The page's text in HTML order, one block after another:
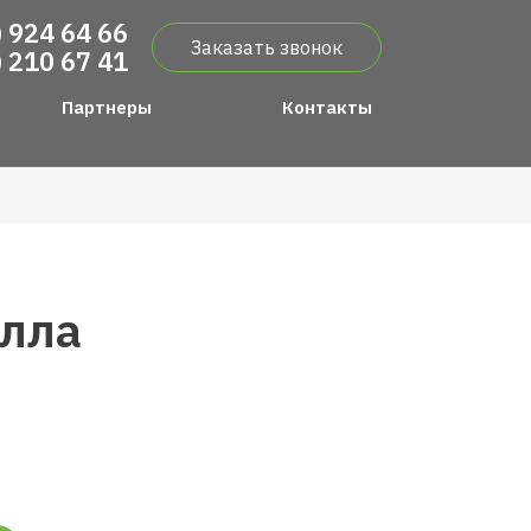
Партнеры Контакты
924 64 66
210 67 41
Заказать звонок